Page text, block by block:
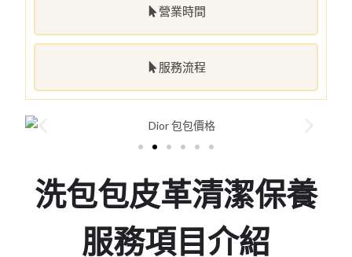
營業時間
服務流程
洗包包皮革清潔保養
服務項目介紹